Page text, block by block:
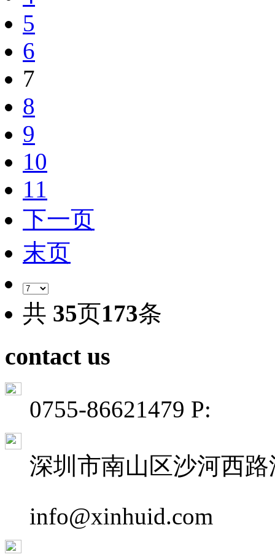
5
6
7
8
9
10
11
下一页
末页
共 35页173条
contact us
0755-86621479 P:
深圳市南山区沙河西
info@xinhuid.com